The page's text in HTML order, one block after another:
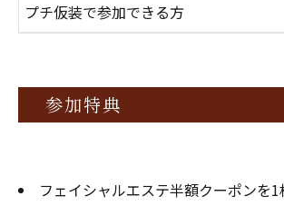
プチ仮装で参加できる方
参加特典
フェイシャルエステ半額クーポンを1